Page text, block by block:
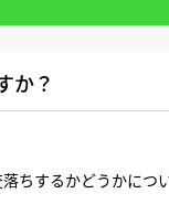
か？
ちするかどうかにつ